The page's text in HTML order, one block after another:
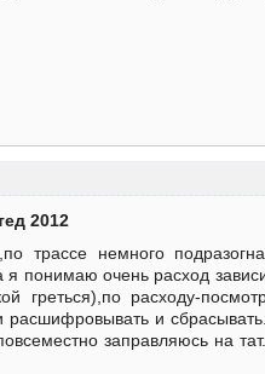
2012
трассе немного
я понимаю очень расход
греться),по расходу-
расшифровывать и
заправляюсь на